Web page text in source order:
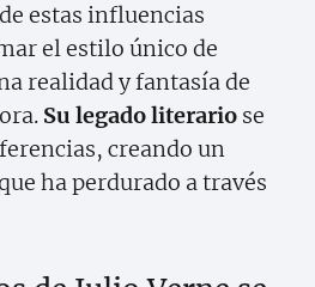
estas influencias
el estilo único de
realidad y fantasía de
Su legado literario se
creando un
ha perdurado a través